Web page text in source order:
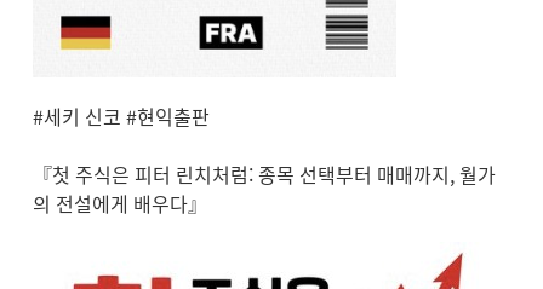
#세키 신코 #현익출판
『첫 주식은 피터 린치처럼: 종목 선택부터 매매까지, 월가
의 전설에게 배우다』